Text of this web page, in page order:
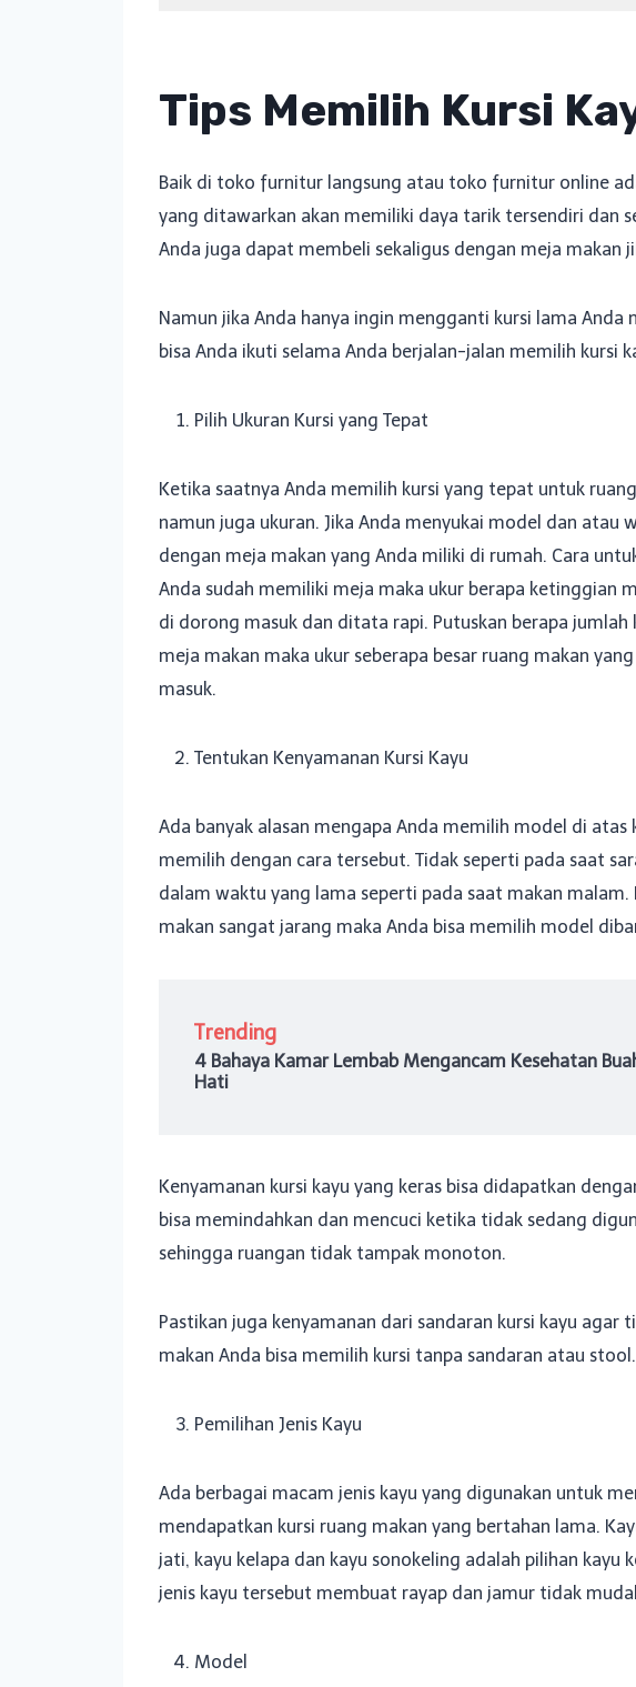
Tips Memilih Kursi
Baik di toko furnitur langsung atau toko furnitur online
yang ditawarkan akan memiliki daya tarik tersendiri dan
Anda juga dapat membeli sekaligus dengan meja
Namun jika Anda hanya ingin mengganti kursi lama
bisa Anda ikuti selama Anda berjalan-jalan memilih kursi
Pilih Ukuran Kursi yang Tepat
Ketika saatnya Anda memilih kursi yang tepat untuk
namun juga ukuran. Jika Anda menyukai model dan
dengan meja makan yang Anda miliki di rumah. Cara
Anda sudah memiliki meja maka ukur berapa ketinggian
di dorong masuk dan ditata rapi. Putuskan berapa
meja makan maka ukur seberapa besar ruang makan
masuk.
Tentukan Kenyamanan Kursi Kayu
Ada banyak alasan mengapa Anda memilih model di
memilih dengan cara tersebut. Tidak seperti pada saat
dalam waktu yang lama seperti pada saat makan
makan sangat jarang maka Anda bisa memilih model
Trending
4 Bahaya Kamar Lembab Mengancam Kesehatan
Hati
Kenyamanan kursi kayu yang keras bisa didapatkan
bisa memindahkan dan mencuci ketika tidak sedang
sehingga ruangan tidak tampak monoton.
Pastikan juga kenyamanan dari sandaran kursi kayu
makan Anda bisa memilih kursi tanpa sandaran atau stool.
Pemilihan Jenis Kayu
Ada berbagai macam jenis kayu yang digunakan untuk
mendapatkan kursi ruang makan yang bertahan lama.
jati, kayu kelapa dan kayu sonokeling adalah pilihan
jenis kayu tersebut membuat rayap dan jamur tidak
Model